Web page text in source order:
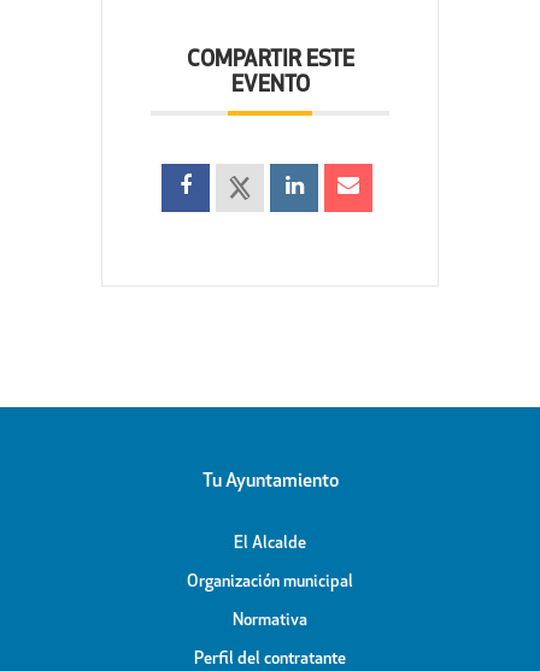
COMPARTIR ESTE
EVENTO
Tu Ayuntamiento
El Alcalde
Organización municipal
Normativa
Perfil del contratante